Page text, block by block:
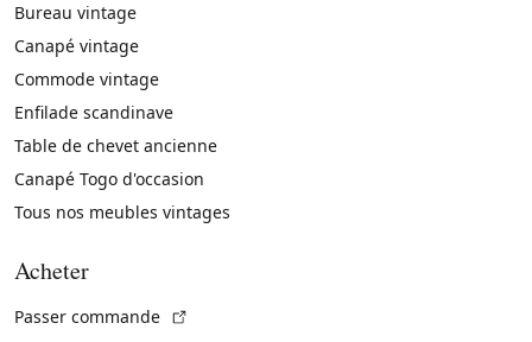
Bureau vintage
Canapé vintage
Commode vintage
Enfilade scandinave
Table de chevet ancienne
Canapé Togo d'occasion
Tous nos meubles vintages
Acheter
Passer commande